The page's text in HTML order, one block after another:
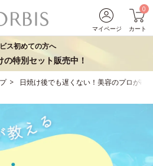
マイページ
0
カート
ス初めての方へ
の特別セット販売中！
日焼け後でも遅くない！美容のプロが教